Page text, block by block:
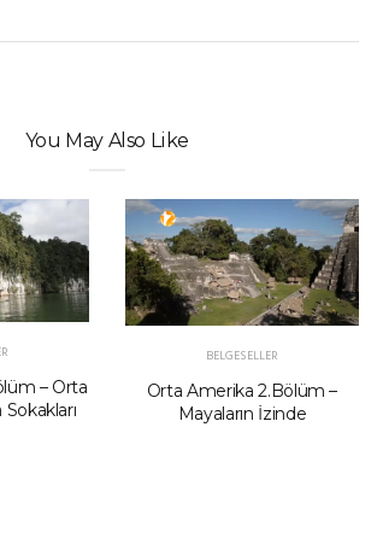
You May Also Like
– Orta
BELGESELLER
Orta Amerika 2.Bölüm –
Mayaların İzinde